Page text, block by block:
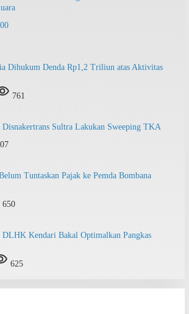
Dihukum Denda Rp1,2 Triliun atas Aktivitas
761
Sultra Lakukan Sweeping TKA
Tuntaskan Pajak ke Pemda Bombana
650
Kendari Bakal Optimalkan Pangkas
625